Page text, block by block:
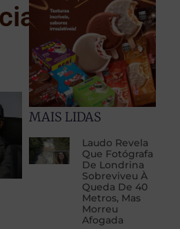
MAIS LIDAS
Laudo Revela
Que Fotógrafa
De Londrina
Sobreviveu À
Queda De 40
Metros, Mas
Morreu
Afogada